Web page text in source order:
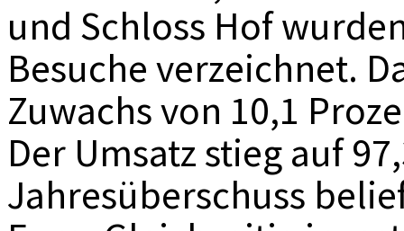
und Schloss Hof
Besuche verzeichnet.
Zuwachs von 10,1
Der Umsatz stieg auf
Jahresüberschuss